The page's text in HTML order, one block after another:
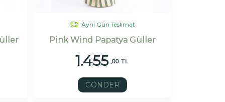
Aynı Gün Teslimat
Pink Wind Papatya Güller
1.455 ,00 TL
GÖNDER